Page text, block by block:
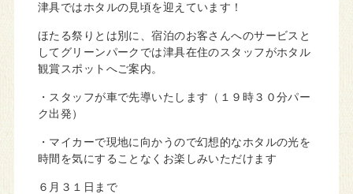
津具ではホタルの見頃を迎えています！
ほたる祭りとは別に、宿泊のお客さんへのサービスと
してグリーンパークでは津具在住のスタッフがホタル
観賞スポットへご案内。
・スタッフが車で先導いたします（１９時３０分パー
ク出発）
・マイカーで現地に向かうので幻想的なホタルの光を
時間を気にすることなくお楽しみいただけます
６月３１日まで